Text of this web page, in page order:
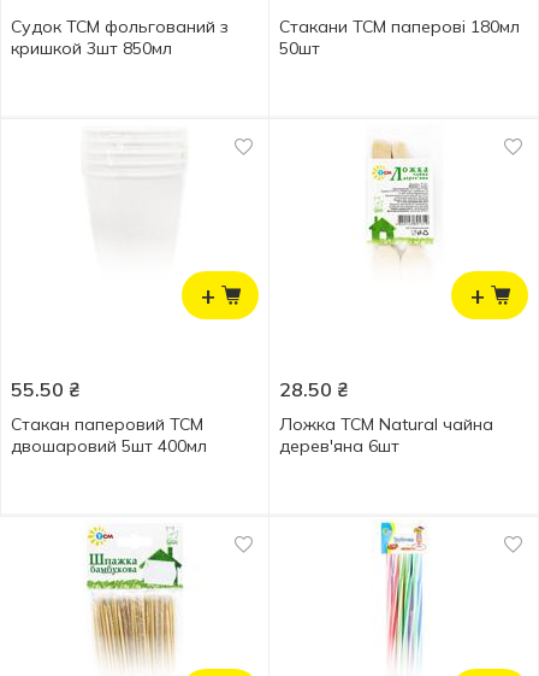
Судок ТСМ фольгований з
кришкой 3шт 850мл
Стакани ТСМ паперові 180мл
50шт
+
55.50 ₴
Стакан паперовий ТСМ
двошаровий 5шт 400мл
+
28.50 ₴
Ложка TCM Natural чайна
дерев'яна 6шт